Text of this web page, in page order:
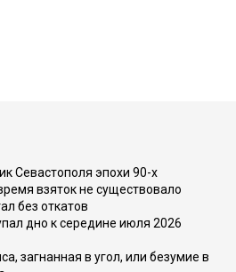
Севастополя эпохи 90-х
взяток не существовало
без откатов
дно к середине июля 2026
загнанная в угол, или безумие в